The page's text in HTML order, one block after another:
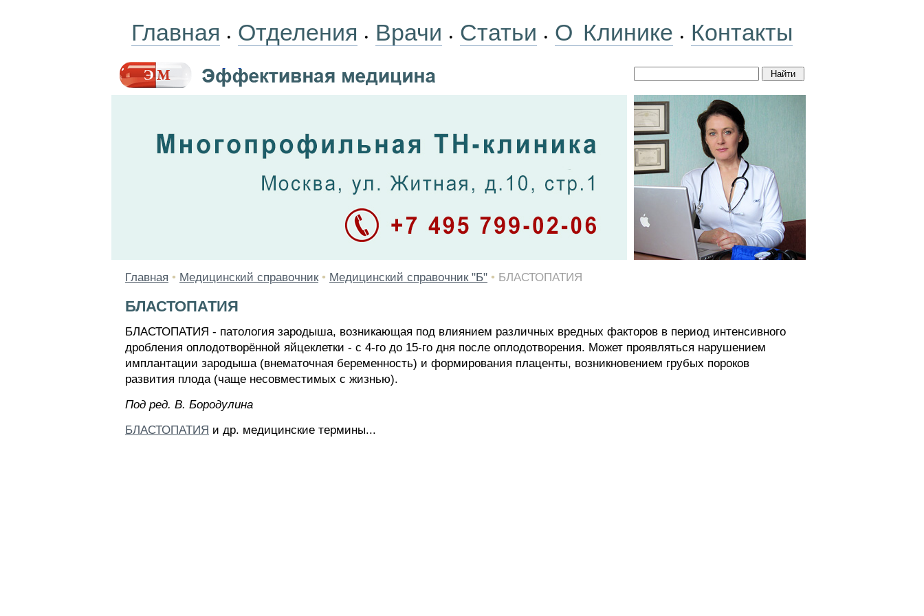
Главная • Отделения • Врачи • Статьи • О Клинике • Контакты
Главная • Медицинский справочник • Медицинский справочник "Б" • БЛАСТОПАТИЯ
БЛАСТОПАТИЯ
БЛАСТОПАТИЯ - патология зародыша, возникающая под влиянием различных вредных факторов в период интенсивного
дробления оплодотворённой яйцеклетки - с 4-го до 15-го дня после оплодотворения. Может проявляться нарушением
имплантации зародыша (внематочная беременность) и формирования плаценты, возникновением грубых пороков
развития плода (чаще несовместимых с жизнью).
Пoд peд. B. Бopoдyлинa
БЛАСТОПАТИЯ и др. медицинские термины...